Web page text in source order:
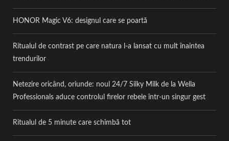
HONOR Magic V6: designul care se poartă
Ritualul de contrast pe care natura l-a lansat cu mult înaintea
trendurilor
Netezire oricând, oriunde: noul 24/7 Silky Milk de la Wella
Professionals aduce controlul firelor rebele într-un singur gest
Ritualul de 5 minute care schimbă tot